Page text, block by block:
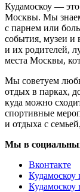
Кудамоскоу —
Москвы. Мы
с парнем или
события, музеи и
и их родителей,
места Москвы,
Мы советуем
отдых в парках,
куда можно
спортивные
и отдыха с
Мы в
Вконтакте
Кудамоскоу
Кудамоскоу